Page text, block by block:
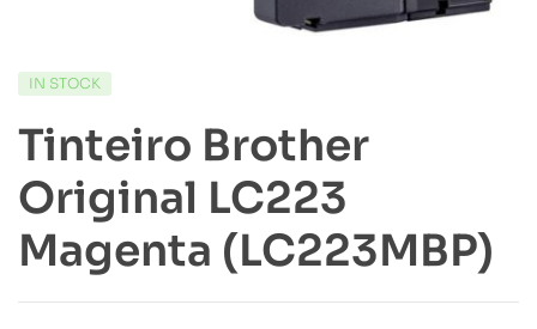
IN STOCK
Tinteiro Brother
Original LC223
Magenta (LC223MBP)